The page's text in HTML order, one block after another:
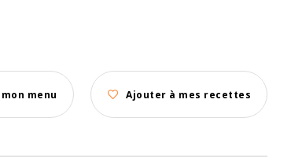
menu Ajouter à mes recettes